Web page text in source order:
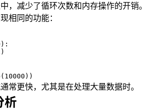
，减少了循环次数和内存操作的开销。
相同的功能：
常更快，尤其是在处理大量数据时。
析